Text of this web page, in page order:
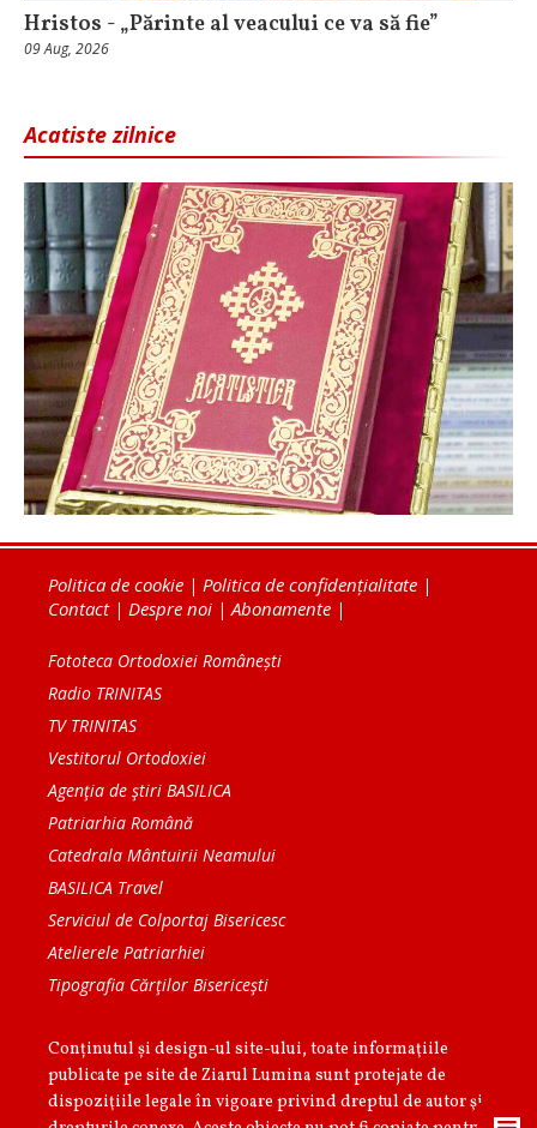
Hristos - „Părinte al veacului ce va să fie”
09 Aug, 2026
Acatiste zilnice
Politica de cookie | Politica de confidențialitate |
Contact| Despre noi | Abonamente |
Fototeca Ortodoxiei Românești
Radio TRINITAS
TV TRINITAS
Vestitorul Ortodoxiei
Agenţia de ştiri BASILICA
Patriarhia Română
Catedrala Mântuirii Neamului
BASILICA Travel
Serviciul de Colportaj Bisericesc
Atelierele Patriarhiei
Tipografia Cărţilor Bisericeşti
Conținutul și design-ul site-ului, toate informaţiile
publicate pe site de Ziarul Lumina sunt protejate de
dispoziţiile legale în vigoare privind dreptul de autor şi